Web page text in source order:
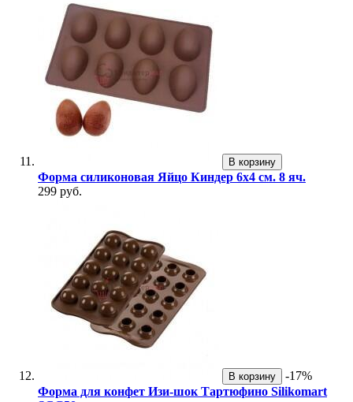
В корзину
Форма силиконовая Яйцо Киндер 6х4 см. 8 яч.
299 руб.
В корзину
-17%
Форма для конфет Изи-шок Тартюфино Silikomart